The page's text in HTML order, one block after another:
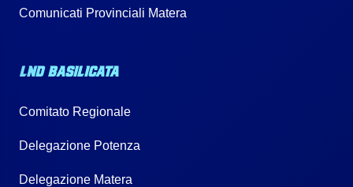
Comunicati Provinciali Matera
LND BASILICATA
Comitato Regionale
Delegazione Potenza
Delegazione Matera